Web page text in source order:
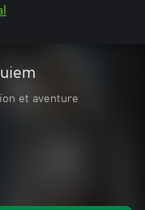
et aventure